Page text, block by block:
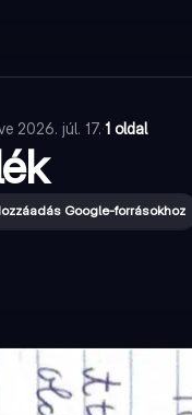
2026. júl. 17.·1 oldal
Google-forrásokhoz